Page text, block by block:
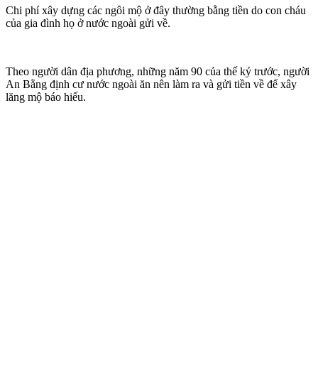
Chi phí xây dựng các ngôi mộ ở đây thường bằng tiền do con cháu
của gia đình họ ở nước ngoài gửi về.
Theo người dân địa phương, những năm 90 của thế kỷ trước, người
An Bằng định cư nước ngoài ăn nên làm ra và gửi tiền về để xây
lăng mộ báo hiếu.